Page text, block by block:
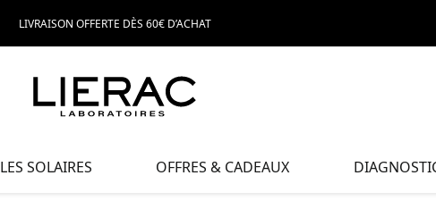
LIVRAISON OFFERTE DÈS 60€ D’ACHAT
LES SOLAIRES OFFRES & CADEAUX